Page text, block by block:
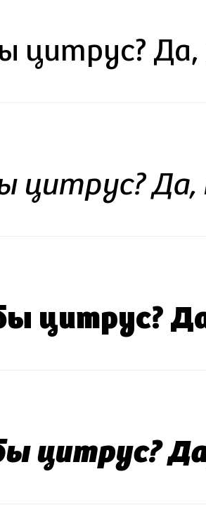
цитрус?
цитрус?
цитрус?
цитрус?